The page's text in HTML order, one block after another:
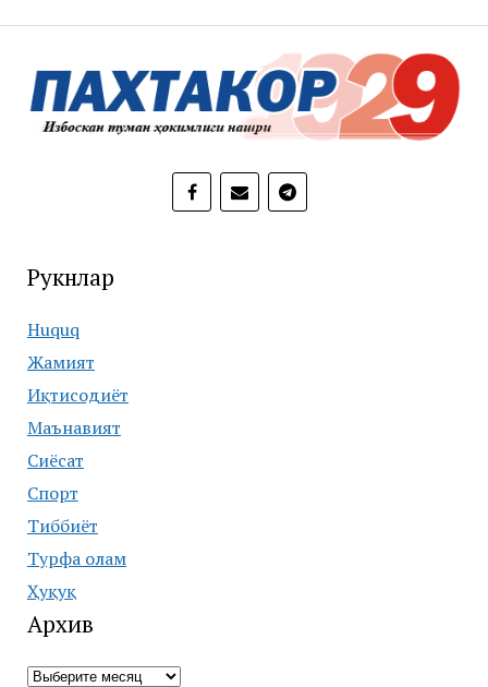
Рукнлар
Huquq
Жамият
Иқтисодиёт
Маънавият
Сиёсат
Спорт
Тиббиёт
Турфа олам
Ҳуқуқ
Архив
Архив